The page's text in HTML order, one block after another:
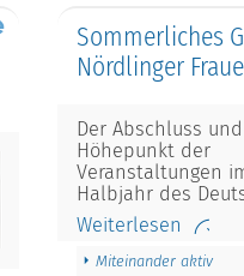
Sommerliches
Nördlinger
Der Abschluss
Höhepunkt der
Veranstaltungen
Halbjahr des
Weiterlesen
Miteinander aktiv